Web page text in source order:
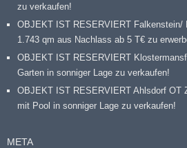
zu verkaufen!
OBJEKT IST RESERVIERT Falkenstein/
1.743 qm aus Nachlass ab 5 T€ zu
OBJEKT IST RESERVIERT
Garten in sonniger Lage zu verkaufen!
OBJEKT IST RESERVIERT Ahlsdorf OT
mit Pool in sonniger Lage zu verkaufen!
META